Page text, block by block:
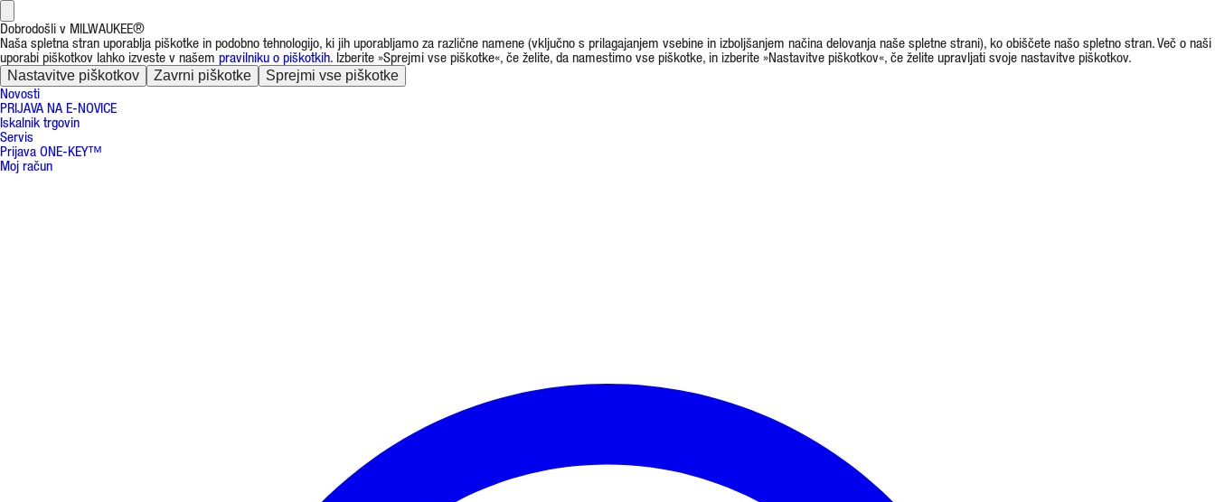
Dobrodošli v MILWAUKEE®
Naša spletna stran uporablja piškotke in podobno tehnologijo, ki jih uporabljamo za različne namene (vključno s prilagajanjem vsebine in izboljšanjem načina delovanja naše spletne strani), ko obiščete našo spletno stran. Več o naši
uporabi piškotkov lahko izveste v našem pravilniku o piškotkih. Izberite »Sprejmi vse piškotke«, če želite, da namestimo vse piškotke, in izberite »Nastavitve piškotkov«, če želite upravljati svoje nastavitve piškotkov.
Nastavitve piškotkov Zavrni piškotke Sprejmi vse piškotke
Novosti
PRIJAVA NA E-NOVICE
Iskalnik trgovin
Servis
Prijava ONE-KEY™
Moj račun